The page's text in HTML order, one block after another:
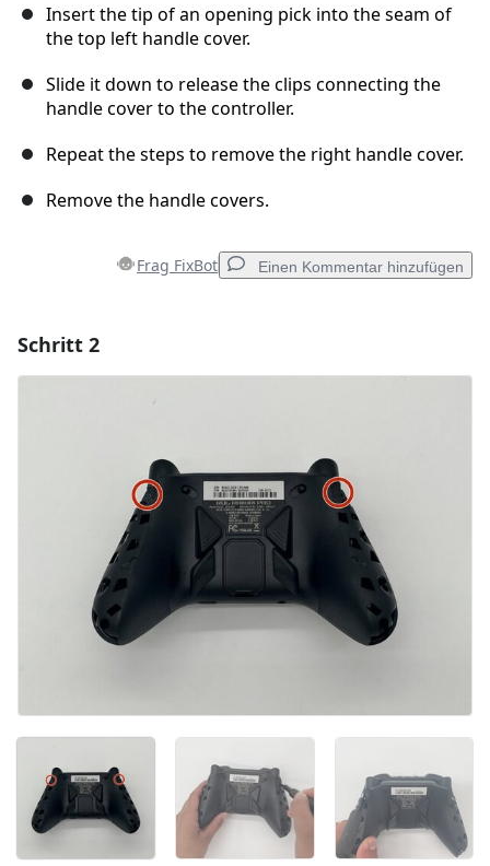
Insert the tip of an opening pick into the seam of
the top left handle cover.
Slide it down to release the clips connecting the
handle cover to the controller.
Repeat the steps to remove the right handle cover.
Remove the handle covers.
Frag FixBot Einen Kommentar hinzufügen
Kommentar hinzufügen
Abbrechen Kommentieren
Schritt 2